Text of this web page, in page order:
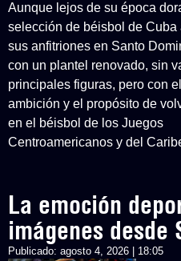
Aunque lejos de su época
selección de béisbol de Cuba
sus anfitriones en Santo
con un plantel renovado, sin
principales figuras, pero con
ambición y el propósito de
en el béisbol de los Juegos
Centroamericanos y del
La emoción
imágenes desde
Publicado: agosto 4, 2026 | 18:05